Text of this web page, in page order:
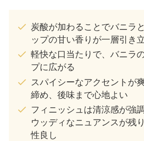
炭酸が加わることでバニラ
ップの甘い香りが一層引き
軽快な口当たりで、バニラ
プに広がる
スパイシーなアクセントが
締め、後味まで心地よい
フィニッシュは清涼感が強
ウッディなニュアンスが残
性良し